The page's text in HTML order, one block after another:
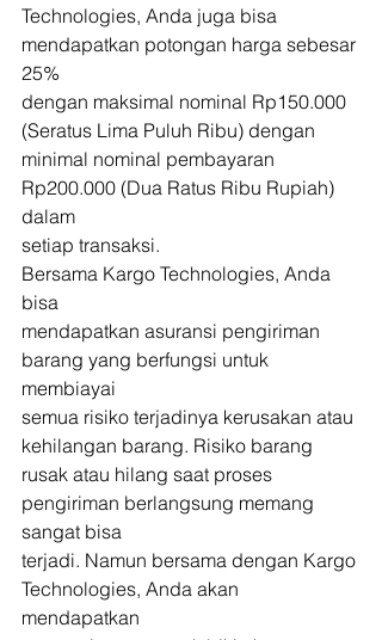
Technologies, Anda juga bisa
mendapatkan potongan harga sebesar
25%
dengan maksimal nominal Rp150.000
(Seratus Lima Puluh Ribu) dengan
minimal nominal pembayaran
Rp200.000 (Dua Ratus Ribu Rupiah)
dalam
setiap transaksi.
Bersama Kargo Technologies, Anda
bisa
mendapatkan asuransi pengiriman
barang yang berfungsi untuk
membiayai
semua risiko terjadinya kerusakan atau
kehilangan barang. Risiko barang
rusak atau hilang saat proses
pengiriman berlangsung memang
sangat bisa
terjadi. Namun bersama dengan Kargo
Technologies, Anda akan
mendapatkan